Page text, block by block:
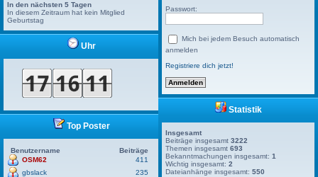
In den nächsten 5 Tagen
In diesem Zeitraum hat kein Mitglied
Geburtstag
Uhr
Top Poster
Benutzername
Beiträge
OSM62
411
gbslack
235
Passwort:
Mich bei jedem Besuch automatisch
anmelden
Registriere dich jetzt!
Statistik
Insgesamt
Beiträge insgesamt3222
Themen insgesamt693
Bekanntmachungen insgesamt:1
Wichtig insgesamt:2
Dateianhänge insgesamt:550